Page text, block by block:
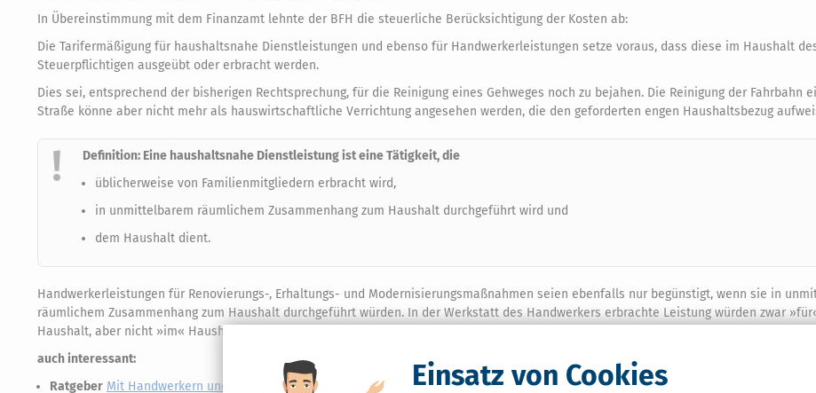
Einsatz von Cookies
In Übereinstimmung mit dem Finanzamt lehnte der BFH die steuerliche Berücksichtigung der Kosten ab:
Die Tarifermäßigung für haushaltsnahe Dienstleistungen und ebenso für Handwerkerleistungen setze voraus, dass diese im Haushalt
Steuerpflichtigen ausgeübt oder erbracht werden.
Dies sei, entsprechend der bisherigen Rechtsprechung, für die Reinigung eines Gehweges noch zu bejahen. Die Reinigung der Fahrbahn
Straße könne aber nicht mehr als hauswirtschaftliche Verrichtung angesehen werden, die den geforderten engen Haushaltsbezug
Definition: Eine haushaltsnahe Dienstleistung ist eine Tätigkeit, die
üblicherweise von Familienmitgliedern erbracht wird,
in unmittelbarem räumlichem Zusammenhang zum Haushalt durchgeführt wird und
dem Haushalt dient.
Handwerkerleistungen für Renovierungs-, Erhaltungs- und Modernisierungsmaßnahmen seien ebenfalls nur begünstigt, wenn sie in
räumlichem Zusammenhang zum Haushalt durchgeführt würden. In der Werkstatt des Handwerkers erbrachte Leistung würden zwar
Haushalt, aber nicht »im« Haushalt des Steuerpflichtigen erbracht (BFH-Urteil vom 13.5.2020, Az. VI R 4/18).
auch interessant:
Ratgeber Mit Handwerkern und Haushaltshilfen Steuern sparen